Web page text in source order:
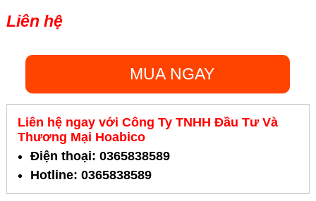
Liên hệ
MUA NGAY
Liên hệ ngay với Công Ty TNHH Đầu Tư Và
Thương Mại Hoabico
Điện thoại: 0365838589
Hotline: 0365838589